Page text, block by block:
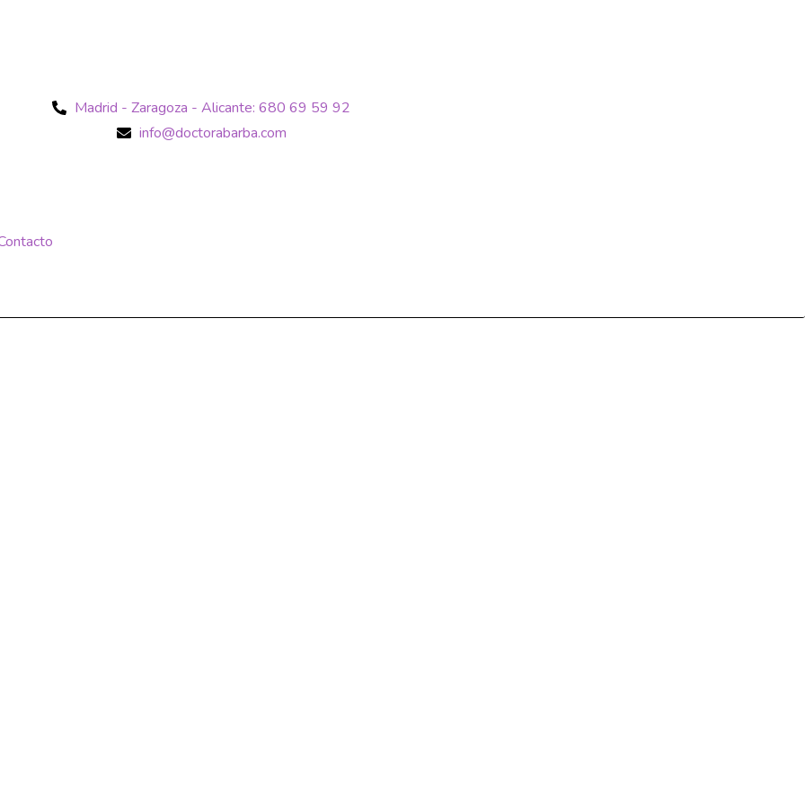
Madrid - Zaragoza - Alicante: 680 69 59 92
info@doctorabarba.com